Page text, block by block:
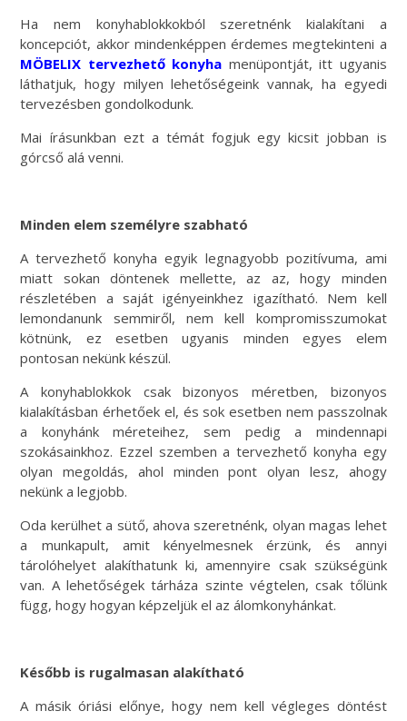
Ha nem konyhablokkokból szeretnénk kialakítani a
koncepciót, akkor mindenképpen érdemes megtekinteni a
MÖBELIX tervezhető konyha menüpontját, itt ugyanis
láthatjuk, hogy milyen lehetőségeink vannak, ha egyedi
tervezésben gondolkodunk.
Mai írásunkban ezt a témát fogjuk egy kicsit jobban is
górcső alá venni.
Minden elem személyre szabható
A tervezhető konyha egyik legnagyobb pozitívuma, ami
miatt sokan döntenek mellette, az az, hogy minden
részletében a saját igényeinkhez igazítható. Nem kell
lemondanunk semmiről, nem kell kompromisszumokat
kötnünk, ez esetben ugyanis minden egyes elem
pontosan nekünk készül.
A konyhablokkok csak bizonyos méretben, bizonyos
kialakításban érhetőek el, és sok esetben nem passzolnak
a konyhánk méreteihez, sem pedig a mindennapi
szokásainkhoz. Ezzel szemben a tervezhető konyha egy
olyan megoldás, ahol minden pont olyan lesz, ahogy
nekünk a legjobb.
Oda kerülhet a sütő, ahova szeretnénk, olyan magas lehet
a munkapult, amit kényelmesnek érzünk, és annyi
tárolóhelyet alakíthatunk ki, amennyire csak szükségünk
van. A lehetőségek tárháza szinte végtelen, csak tőlünk
függ, hogy hogyan képzeljük el az álomkonyhánkat.
Később is rugalmasan alakítható
A másik óriási előnye, hogy nem kell végleges döntést